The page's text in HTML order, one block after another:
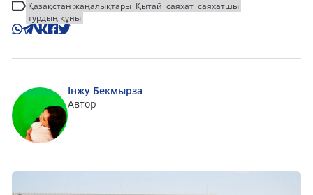
Қазақстан жаңалықтары Қытай саяхат саяхатшы
турдың құны
Інжу Бекмырза
Автор